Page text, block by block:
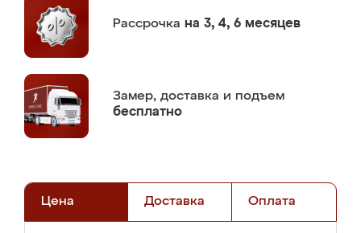
Рассрочка на 3, 4, 6 месяцев
Замер, доставка и подъем
бесплатно
Цена Доставка Оплата